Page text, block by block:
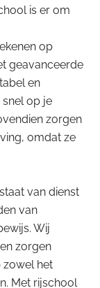
is er om
op
geavanceerde
en
op je
zorgen
omdat ze
van dienst
van
Wij
zorgen
het
Met rijschool